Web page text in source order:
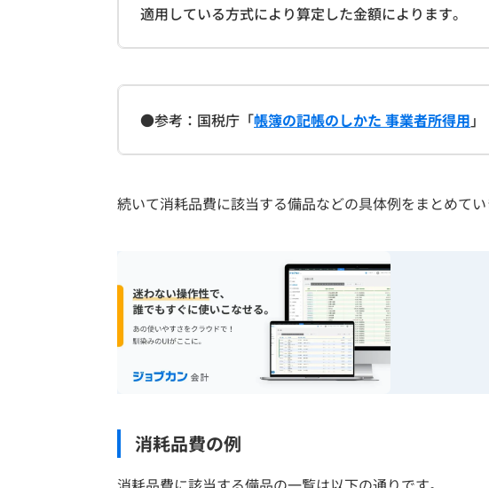
適用している方式により算定した金額によります。
●参考：国税庁「帳簿の記帳のしかた 事業者所得用 」
続いて消耗品費に該当する備品などの具体例をまとめてい
消耗品費の例